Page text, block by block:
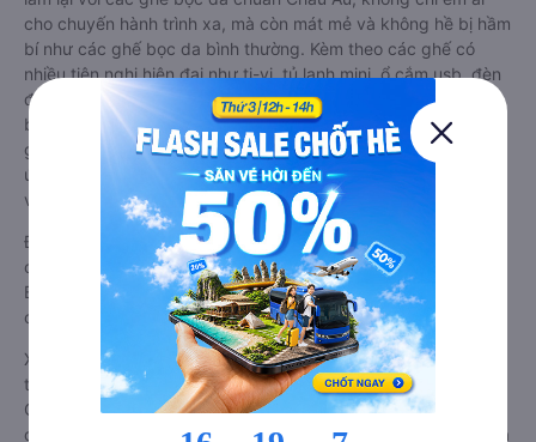
cho chuyến hành trình xa, mà còn mát mẻ và không hề bị hầm
bí như các ghế bọc da bình thường. Kèm theo các ghế có
nhiều tiện nghi hiện đại như ti-vi, tủ lạnh mini, ổ cắm usb, đèn
đọc sách, hệ thống âm thanh cao cấp. Có vách ngăn riêng
biệt giữa khoang lái và khoang hành khách. Khoảng cách
giữa các ghế ngồi rất thoải mái, không nhồi nhét. Luôn đáp
ứng được nhu cầu về sang trọng, thoải mái và tiện nghi trong
việc di chuyển.
Đây là loại xe Chơn Thành - Bình Phước Phú Nhuận - Sài Gòn
có hỗ trợ đón/trả tận nơi miễn phí tại nội thành Chơn Thành -
Bình Phước và nội thành Phú Nhuận - Sài Gòn, rất thuận tiện
cho du khách.
Xe Chơn Thành - Bình Phước Phú Nhuận - Sài Gòn limousine
tốt nhất: Xe từ Chơn Thành - Bình Phước đi Phú Nhuận - Sài
Gòn limousine được đánh giá chung có chất lượng Tốt với
điểm đánh giá trung bình từ 4.6/5 dựa trên 1301 phản hồi của